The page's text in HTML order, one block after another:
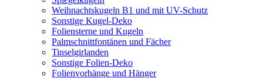
Weihnachtskugeln B1 und mit UV-Schutz
Sonstige Kugel-Deko
Foliensterne und Kugeln
Palmschnittfontänen und Fächer
Tinselgirlanden
Sonstige Folien-Deko
Folienvorhänge und Hänger